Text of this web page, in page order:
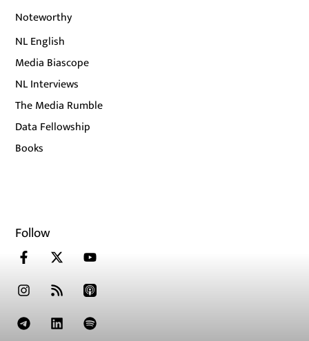
Noteworthy
NL English
Media Biascope
NL Interviews
The Media Rumble
Data Fellowship
Books
Follow